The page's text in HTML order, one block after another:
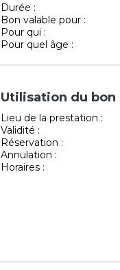
Durée :
Bon valable pour :
Pour qui :
Pour quel âge :
Utilisation du bon
Lieu de la prestation :
Validité :
Réservation :
Annulation :
Horaires :